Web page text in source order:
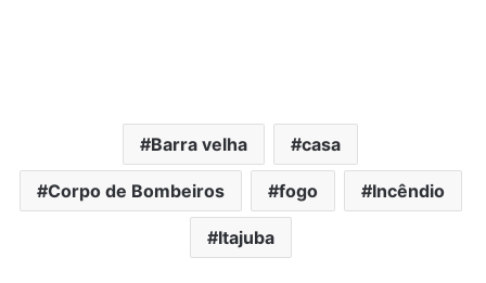
Barra velha casa
Corpo de Bombeiros fogo Incêndio
Itajuba